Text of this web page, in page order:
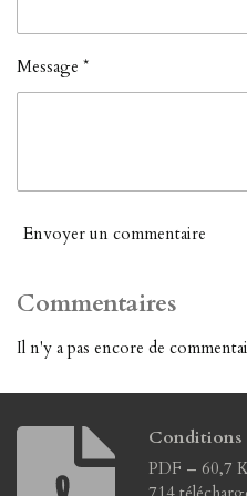
Message *
Envoyer un commentaire
Commentaires
Il n'y a pas encore de
Conditions
PDF – 60,7